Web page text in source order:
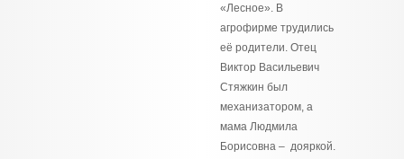
«Лесное». В
агрофирме трудились
её родители. Отец
Виктор Васильевич
Стяжкин был
механизатором, а
мама Людмила
Борисовна – дояркой.